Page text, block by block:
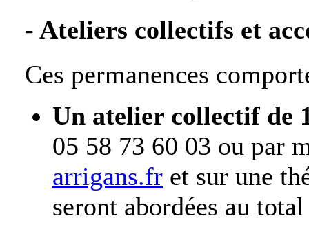
- Ateliers collectifs et
Ces permanences
Un atelier collectif de
05 58 73 60 03 ou par
arrigans.fr et sur une
seront abordées au